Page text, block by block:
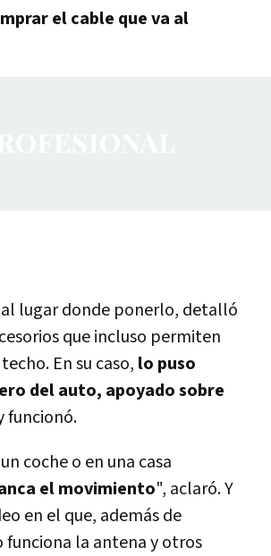
el cable que va al
lugar donde ponerlo, detalló
que incluso permiten
En su caso, lo puso
del auto, apoyado sobre
funcionó.
coche o en una casa
el movimiento", aclaró. Y
en el que, además de
funciona la antena y otros